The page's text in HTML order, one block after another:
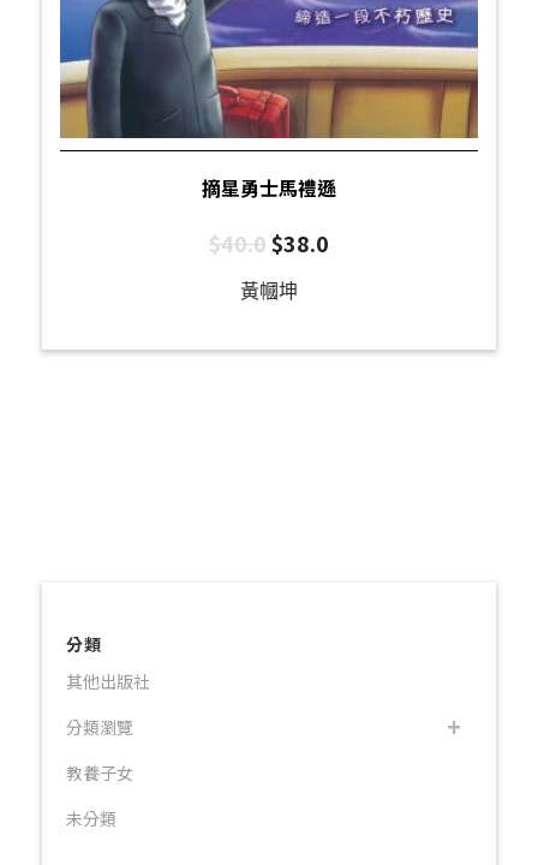
摘星勇士馬禮遜
$40.0$38.0
黃幗坤
分類
其他出版社
分類瀏覽
教養子女
未分類